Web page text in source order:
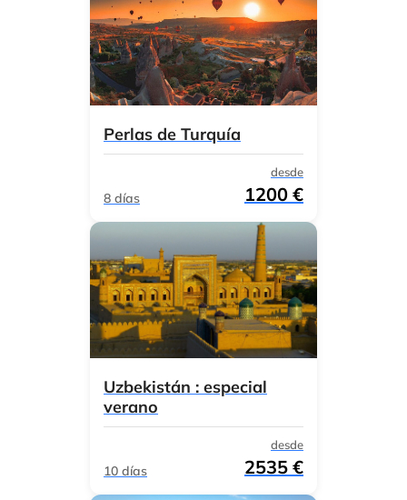
Perlas de Turquía
8 días
desde
1200 €
Uzbekistán : especial
verano
10 días
desde
2535 €